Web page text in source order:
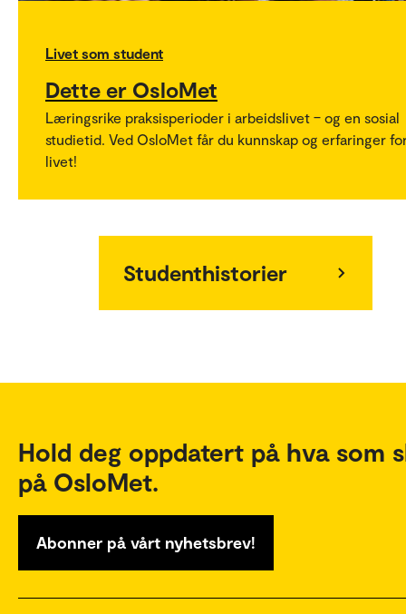
Livet som student
Dette er OsloMet
Læringsrike praksisperioder i arbeidslivet – og en sosial
studietid. Ved OsloMet får du kunnskap og erfaringer
livet!
Studenthistorier
Hold deg oppdatert på hva som
på OsloMet.
Abonner på vårt nyhetsbrev!